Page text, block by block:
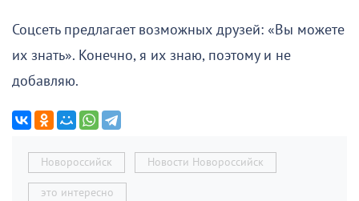
Соцсеть предлагает возможных друзей: «Вы можете
их знать». Конечно, я их знаю, поэтому и не
добавляю.
Новороссийск Новости Новороссийск
это интересно